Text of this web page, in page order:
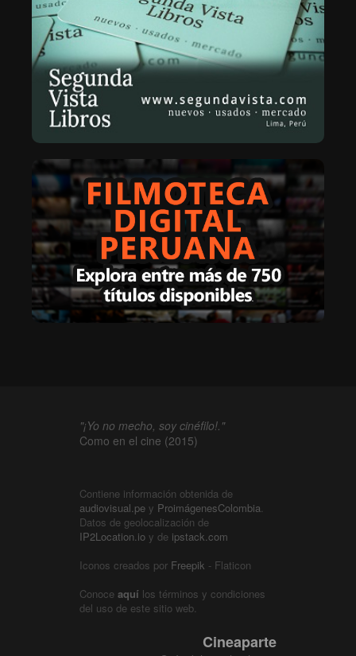
"¡Yo no mecho, soy cinéfilo!."
Como en el cine (2015)
Contiene información obtenida de
audiovisual.pe y ProimágenesColombia.
Datos de geolocalización de
IP2Location.io y de ipstack.com
Iconos creados por Freepik - Flaticon
Conoce aquí los términos y condiciones
del uso de este sitio web.
Cineaparte